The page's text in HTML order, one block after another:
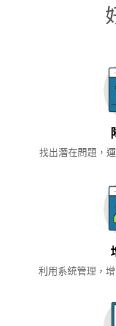
找出潛在問題，
利用系統管理，